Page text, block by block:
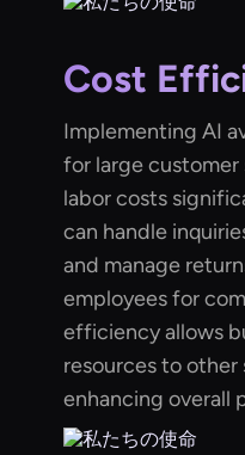
Cost
Implementing AI
for large customer
labor costs
can handle
and manage
employees for
efficiency allows
resources to other
enhancing overall